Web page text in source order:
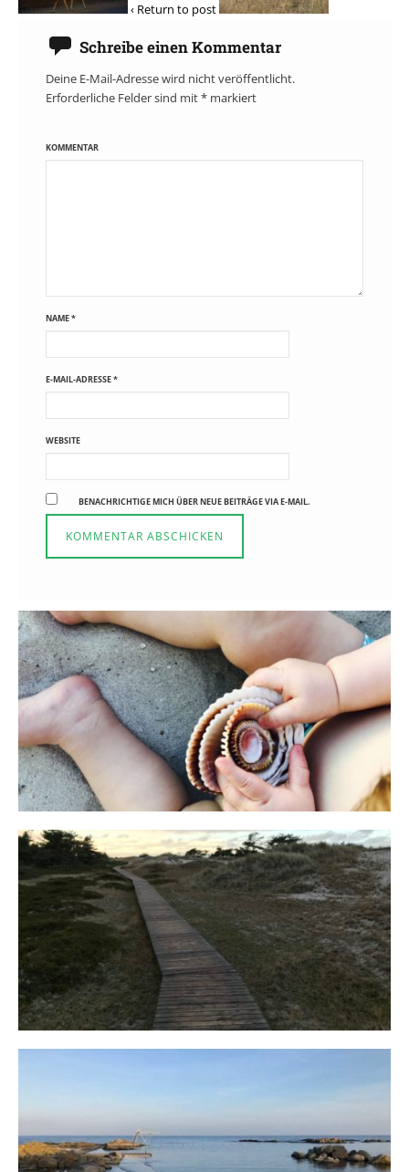
‹ Return to post
Schreibe einen Kommentar
Deine E-Mail-Adresse wird nicht veröffentlicht.
Erforderliche Felder sind mit* markiert
KOMMENTAR
NAME*
E-MAIL-ADRESSE*
WEBSITE
BENACHRICHTIGE MICH ÜBER NEUE BEITRÄGE VIA E-MAIL.
Reisen in der Elternzeit
16. SEPTEMBER 2019
Fischland
12. FEBRUAR 2019
Bornholm
29. OKTOBER 2018